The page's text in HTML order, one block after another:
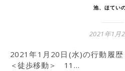
池、ほてい
2021年1月
2021年1月20日(水)の行動履歴 小国町、竹田市、朝倉市
＜徒歩移動＞ 11…